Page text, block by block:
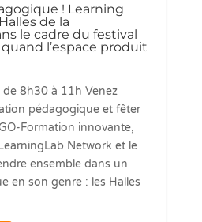
! Learning
de la
le cadre du festival
l’espace produit
8h30 à 11h Venez
pédagogique et fêter
Formation innovante,
Network et le
ensemble dans un
en son genre : les Halles